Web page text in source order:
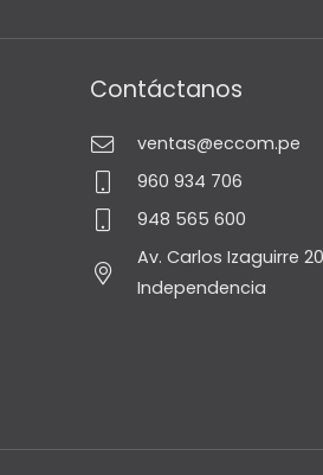
Contáctanos
ventas@eccom.pe
960 934 706
948 565 600
Av. Carlos Izaguirre
Independencia